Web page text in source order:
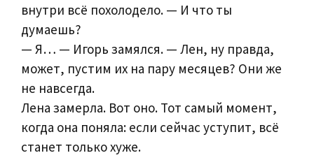
внутри всё похолодело. — И что ты
думаешь?
— Я… — Игорь замялся. — Лен, ну правда,
может, пустим их на пару месяцев? Они же
не навсегда.
Лена замерла. Вот оно. Тот самый момент,
когда она поняла: если сейчас уступит, всё
станет только хуже.